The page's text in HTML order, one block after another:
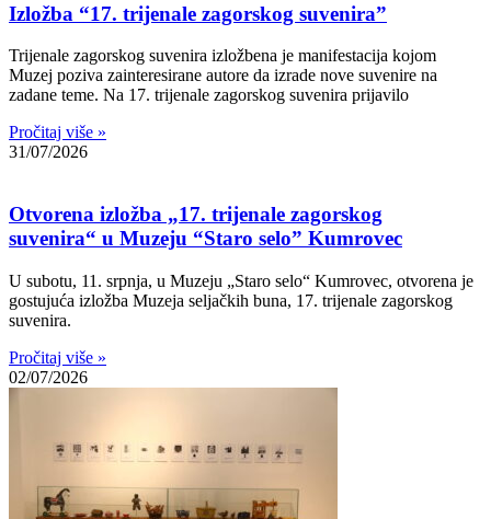
Izložba “17. trijenale zagorskog suvenira”
Trijenale zagorskog suvenira izložbena je manifestacija kojom
Muzej poziva zainteresirane autore da izrade nove suvenire na
zadane teme. Na 17. trijenale zagorskog suvenira prijavilo
Pročitaj više »
31/07/2026
Otvorena izložba „17. trijenale zagorskog
suvenira“ u Muzeju “Staro selo” Kumrovec
U subotu, 11. srpnja, u Muzeju „Staro selo“ Kumrovec, otvorena je
gostujuća izložba Muzeja seljačkih buna, 17. trijenale zagorskog
suvenira.
Pročitaj više »
02/07/2026